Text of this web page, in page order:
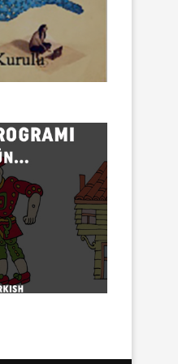
Gazeteci Sema Bingöl ve
hakkında soruşturma